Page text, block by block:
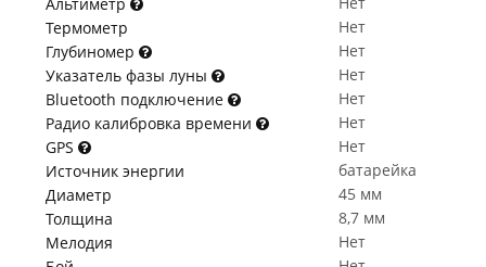
Термометр
Нет
Глубиномер
Нет
Указатель фазы луны
Нет
Bluetooth подключение
Нет
Радио калибровка времени
Нет
GPS
Нет
Источник энергии
батарейка
Диаметр
45 мм
Толщина
8,7 мм
Мелодия
Нет